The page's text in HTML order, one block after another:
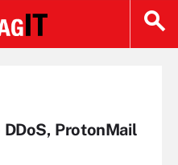
ProtonMail